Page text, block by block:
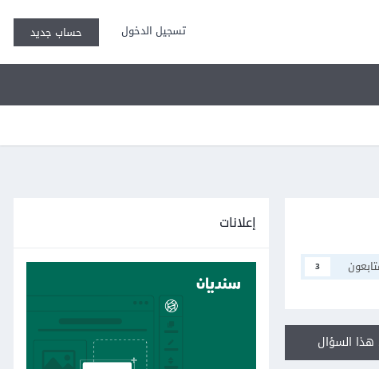
تسجيل الدخول حساب جديد
3
السؤال
إعلانات